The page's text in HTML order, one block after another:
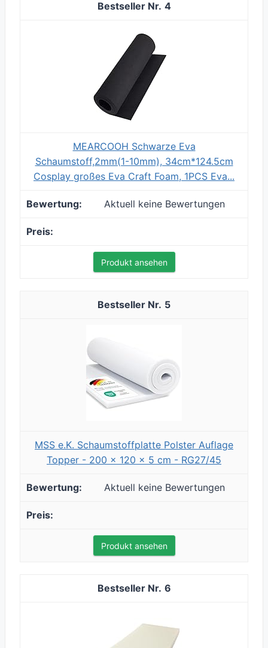
4
MEARCOOH Schwarze Eva
Schaumstoff,2mm(1-10mm), 34cm*124.5cm
Cosplay großes Eva Craft Foam, 1PCS Eva...
Aktuell keine Bewertungen
Produkt ansehen
5
MSS e.K. Schaumstoffplatte Polster Auflage
Topper - 200 x 120 x 5 cm - RG27/45
Aktuell keine Bewertungen
Produkt ansehen
6